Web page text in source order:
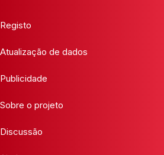
Registo
Atualização de dados
Publicidade
Sobre o projeto
Discussão